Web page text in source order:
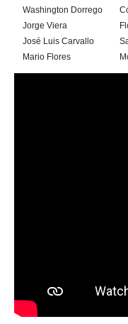
Washington Dorrego
Jorge Viera
José Luis Carvallo
Mario Flores